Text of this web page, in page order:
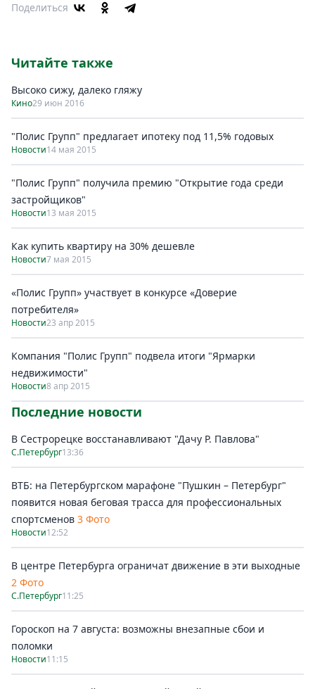
Поделиться
Читайте также
Высоко сижу, далеко гляжу
Кино29 июн 2016
"Полис Групп" предлагает ипотеку под 11,5% годовых
Новости14 мая 2015
"Полис Групп" получила премию "Открытие года среди
застройщиков"
Новости13 мая 2015
Как купить квартиру на 30% дешевле
Новости7 мая 2015
«Полис Групп» участвует в конкурсе «Доверие
потребителя»
Новости23 апр 2015
Компания "Полис Групп" подвела итоги "Ярмарки
недвижимости"
Новости8 апр 2015
Последние новости
В Сестрорецке восстанавливают "Дачу Р. Павлова"
С.Петербург13:36
ВТБ: на Петербургском марафоне "Пушкин – Петербург"
появится новая беговая трасса для профессиональных
спортсменов 3 Фото
Новости12:52
В центре Петербурга ограничат движение в эти выходные
2 Фото
С.Петербург11:25
Гороскоп на 7 августа: возможны внезапные сбои и
поломки
Новости11:15